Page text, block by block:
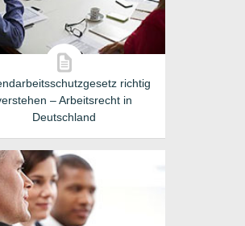
richtig
– Arbeitsrecht in
Deutschland